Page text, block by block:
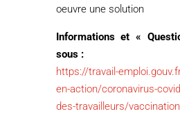
oeuvre une solution
Informations et «
sous :
https://travail-
en-action/coronavirus-
des-travailleurs/